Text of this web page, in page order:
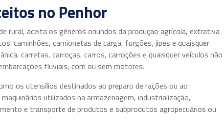
no Penhor
rural, aceita os gêneros oriundos da produção agrícola, extrativa
caminhões, camionetas de carga, furgões, jipes e quaisquer
carretas, carroças, carros, carroções e quaisquer veículos não
fluviais, com ou sem motores.
os utensílios destinados ao preparo de rações ou ao
utilizados na armazenagem, industrialização,
e transporte de produtos e subprodutos agropecuários ou